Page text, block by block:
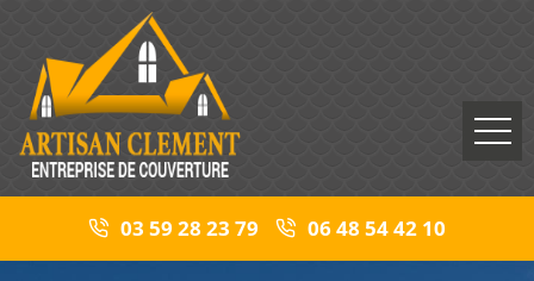
03 59 28 23 79 06 48 54 42 10